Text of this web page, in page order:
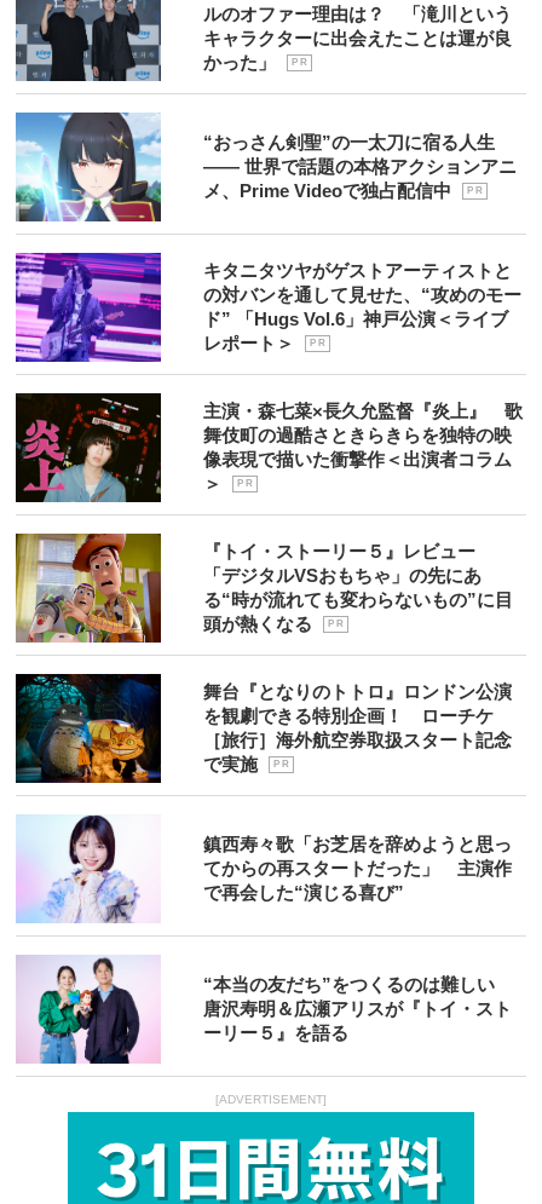
ルのオファー理由は？ 「滝川という
キャラクターに出会えたことは運が良
かった」
P R
“おっさん剣聖”の一太刀に宿る人生
―― 世界で話題の本格アクションアニ
メ、Prime Videoで独占配信中
P R
キタニタツヤがゲストアーティストと
の対バンを通して見せた、“攻めのモー
ド” 「Hugs Vol.6」神戸公演＜ライブ
レポート＞
P R
主演・森七菜×長久允監督『炎上』 歌
舞伎町の過酷さときらきらを独特の映
像表現で描いた衝撃作＜出演者コラム
＞
P R
『トイ・ストーリー５』レビュー
「デジタルVSおもちゃ」の先にあ
る“時が流れても変わらないもの”に目
頭が熱くなる
P R
舞台『となりのトトロ』ロンドン公演
を観劇できる特別企画！ ローチケ
［旅行］海外航空券取扱スタート記念
で実施
P R
鎮西寿々歌「お芝居を辞めようと思っ
てからの再スタートだった」 主演作
で再会した“演じる喜び”
“本当の友だち”をつくるのは難しい
唐沢寿明＆広瀬アリスが『トイ・スト
ーリー５』を語る
[ADVERTISEMENT]